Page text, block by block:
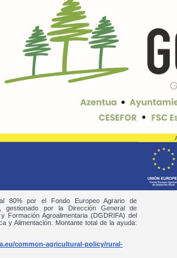
80% por el Fondo Europeo Agrario de
gestionado por la Dirección General de
Formación Agroalimentaria (DGDRIFA) del
y Alimentación. Montante total de la ayuda:
common-agricultural-policy/rural-